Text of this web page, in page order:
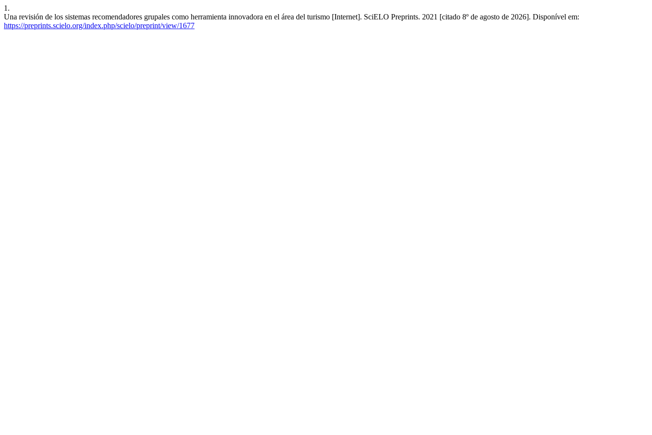
1.
Una revisión de los sistemas recomendadores grupales como herramienta innovadora en el área del turismo [Internet]. SciELO Preprints. 2021 [citado 8º de agosto de 2026]. Disponível em:
https://preprints.scielo.org/index.php/scielo/preprint/view/1677